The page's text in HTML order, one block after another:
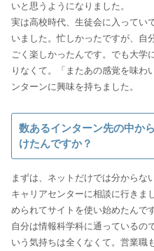
いと思うようになりました。
実は高校時代、生徒会に入ってい
いました。忙しかったですが、自
ごく楽しかったんです。でも大学
りなくて。「またあの感覚を味わ
ンターンに興味を持ちました。
数あるインターン先の中か
けたんですか？
まずは、ネットだけでは分からな
キャリアセンターに相談に行きま
められてサイトを使い始めたんです
自分は情報科学科に通っているの
いう気持ちは全くなくて。営業職